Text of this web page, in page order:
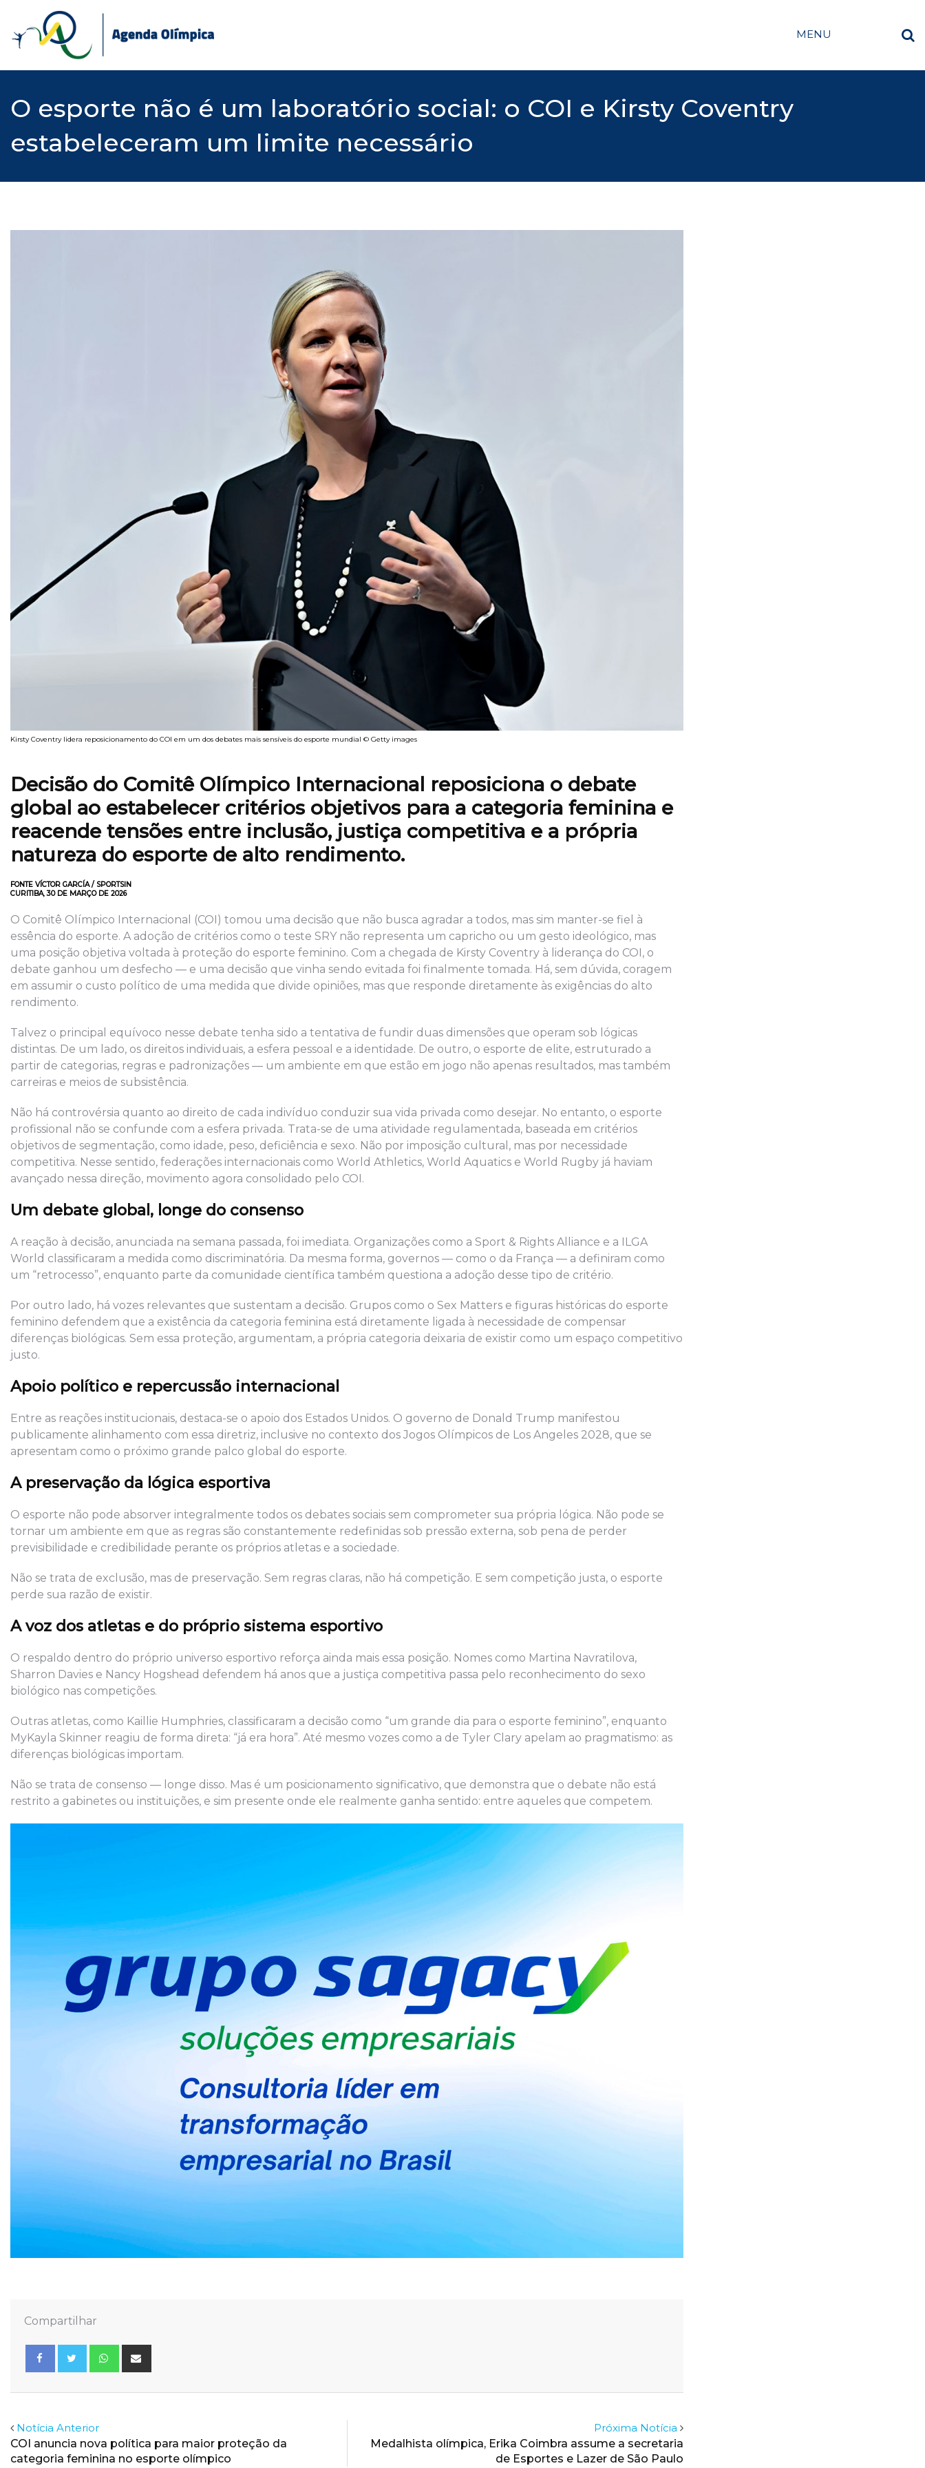
content
MENU
O esporte não é um laboratório social: o COI e Kirsty Coventry
estabeleceram um limite necessário
Kirsty Coventry lidera reposicionamento do COI em um dos debates mais sensíveis do esporte mundial © Getty images
Decisão do Comitê Olímpico Internacional reposiciona o debate
global ao estabelecer critérios objetivos para a categoria feminina e
reacende tensões entre inclusão, justiça competitiva e a própria
natureza do esporte de alto rendimento.
FONTE VÍCTOR GARCÍA / SPORTSIN
CURITIBA, 30 DE MARÇO DE 2026
O Comitê Olímpico Internacional (COI) tomou uma decisão que não busca agradar a todos, mas sim manter-se fiel à
essência do esporte. A adoção de critérios como o teste SRY não representa um capricho ou um gesto ideológico, mas
uma posição objetiva voltada à proteção do esporte feminino. Com a chegada de Kirsty Coventry à liderança do COI, o
debate ganhou um desfecho — e uma decisão que vinha sendo evitada foi finalmente tomada. Há, sem dúvida, coragem
em assumir o custo político de uma medida que divide opiniões, mas que responde diretamente às exigências do alto
rendimento.
Talvez o principal equívoco nesse debate tenha sido a tentativa de fundir duas dimensões que operam sob lógicas
distintas. De um lado, os direitos individuais, a esfera pessoal e a identidade. De outro, o esporte de elite, estruturado a
partir de categorias, regras e padronizações — um ambiente em que estão em jogo não apenas resultados, mas também
carreiras e meios de subsistência.
Não há controvérsia quanto ao direito de cada indivíduo conduzir sua vida privada como desejar. No entanto, o esporte
profissional não se confunde com a esfera privada. Trata-se de uma atividade regulamentada, baseada em critérios
objetivos de segmentação, como idade, peso, deficiência e sexo. Não por imposição cultural, mas por necessidade
competitiva. Nesse sentido, federações internacionais como World Athletics, World Aquatics e World Rugby já haviam
avançado nessa direção, movimento agora consolidado pelo COI.
Um debate global, longe do consenso
A reação à decisão, anunciada na semana passada, foi imediata. Organizações como a Sport & Rights Alliance e a ILGA
World classificaram a medida como discriminatória. Da mesma forma, governos — como o da França — a definiram como
um “retrocesso”, enquanto parte da comunidade científica também questiona a adoção desse tipo de critério.
Por outro lado, há vozes relevantes que sustentam a decisão. Grupos como o Sex Matters e figuras históricas do esporte
feminino defendem que a existência da categoria feminina está diretamente ligada à necessidade de compensar
diferenças biológicas. Sem essa proteção, argumentam, a própria categoria deixaria de existir como um espaço competitivo
justo.
Apoio político e repercussão internacional
Entre as reações institucionais, destaca-se o apoio dos Estados Unidos. O governo de Donald Trump manifestou
publicamente alinhamento com essa diretriz, inclusive no contexto dos Jogos Olímpicos de Los Angeles 2028, que se
apresentam como o próximo grande palco global do esporte.
A preservação da lógica esportiva
O esporte não pode absorver integralmente todos os debates sociais sem comprometer sua própria lógica. Não pode se
tornar um ambiente em que as regras são constantemente redefinidas sob pressão externa, sob pena de perder
previsibilidade e credibilidade perante os próprios atletas e a sociedade.
Não se trata de exclusão, mas de preservação. Sem regras claras, não há competição. E sem competição justa, o esporte
perde sua razão de existir.
A voz dos atletas e do próprio sistema esportivo
O respaldo dentro do próprio universo esportivo reforça ainda mais essa posição. Nomes como Martina Navratilova,
Sharron Davies e Nancy Hogshead defendem há anos que a justiça competitiva passa pelo reconhecimento do sexo
biológico nas competições.
Outras atletas, como Kaillie Humphries, classificaram a decisão como “um grande dia para o esporte feminino”, enquanto
MyKayla Skinner reagiu de forma direta: “já era hora”. Até mesmo vozes como a de Tyler Clary apelam ao pragmatismo: as
diferenças biológicas importam.
Não se trata de consenso — longe disso. Mas é um posicionamento significativo, que demonstra que o debate não está
restrito a gabinetes ou instituições, e sim presente onde ele realmente ganha sentido: entre aqueles que competem.
Compartilhar
Whatsapp
Notícia Anterior
COI anuncia nova política para maior proteção da
categoria feminina no esporte olímpico
Próxima Notícia
Medalhista olímpica, Erika Coimbra assume a secretaria
de Esportes e Lazer de São Paulo